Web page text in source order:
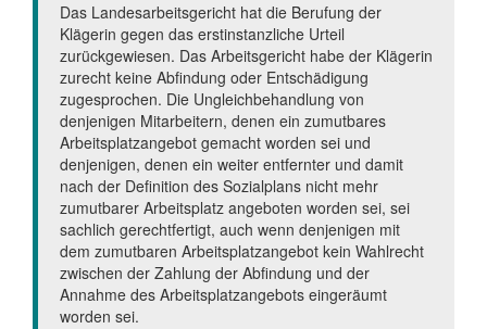
Das Landesarbeitsgericht hat die Berufung der
Klägerin gegen das erstinstanzliche Urteil
zurückgewiesen. Das Arbeitsgericht habe der Klägerin
zurecht keine Abfindung oder Entschädigung
zugesprochen. Die Ungleichbehandlung von
denjenigen Mitarbeitern, denen ein zumutbares
Arbeitsplatzangebot gemacht worden sei und
denjenigen, denen ein weiter entfernter und damit
nach der Definition des Sozialplans nicht mehr
zumutbarer Arbeitsplatz angeboten worden sei, sei
sachlich gerechtfertigt, auch wenn denjenigen mit
dem zumutbaren Arbeitsplatzangebot kein Wahlrecht
zwischen der Zahlung der Abfindung und der
Annahme des Arbeitsplatzangebots eingeräumt
worden sei.